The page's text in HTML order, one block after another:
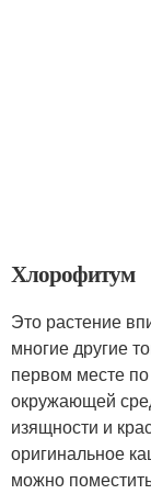
Хлорофитум
Это растение
многие другие
первом месте
окружающей
изящности и
оригинальное
можно